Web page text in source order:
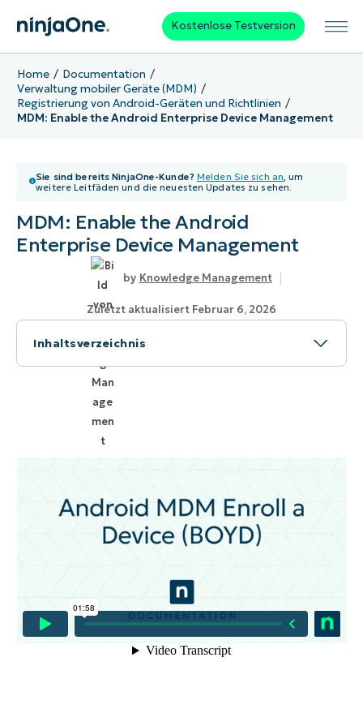
Kostenlose Testversion
Home
Documentation
Verwaltung mobiler Geräte (MDM)
Registrierung von Android-Geräten und Richtlinien
MDM: Enable the Android Enterprise Device Management
Sie sind bereits NinjaOne-Kunde? Melden Sie sich an, um
weitere Leitfäden und die neuesten Updates zu sehen.
MDM: Enable the Android
Enterprise Device Management
Knowledge Management
Zuletzt aktualisiert Februar 6, 2026
Inhaltsverzeichnis
Inhaltsverzeichnis:
Übersicht:
Geräteregistrierung aktivieren: